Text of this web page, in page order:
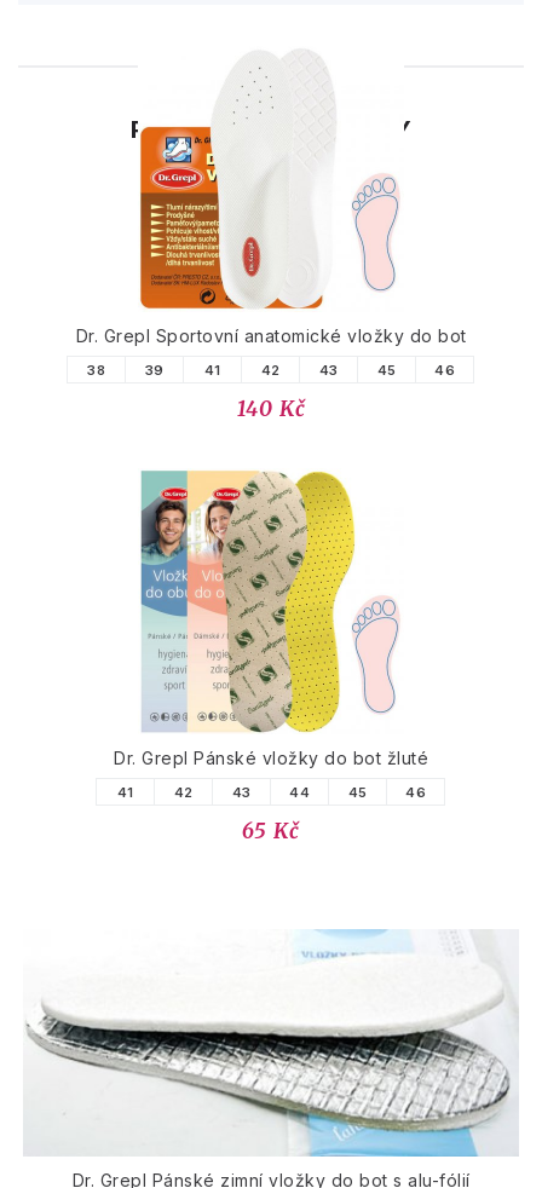
PODOBNÉ PRODUKTY
Dr. Grepl Sportovní anatomické vložky do bot
38 39 41 42 43 45 46
140 Kč
Dr. Grepl Pánské vložky do bot žluté
41 42 43 44 45 46
65 Kč
Dr. Grepl Pánské zimní vložky do bot s alu-fólií